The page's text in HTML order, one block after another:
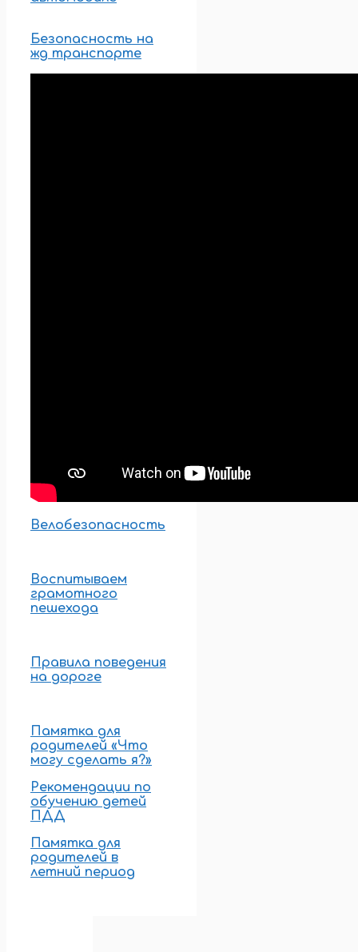
Безопасность на
жд транспорте
Велобезопасность
Воспитываем
грамотного
пешехода
Правила поведения
на дороге
Памятка для
родителей «Что
могу сделать я?»
Рекомендации по
обучению детей
ПДД
Памятка для
родителей в
летний период